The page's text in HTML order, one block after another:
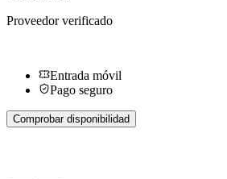
Proveedor verificado
Entrada móvil
Pago seguro
Comprobar disponibilidad